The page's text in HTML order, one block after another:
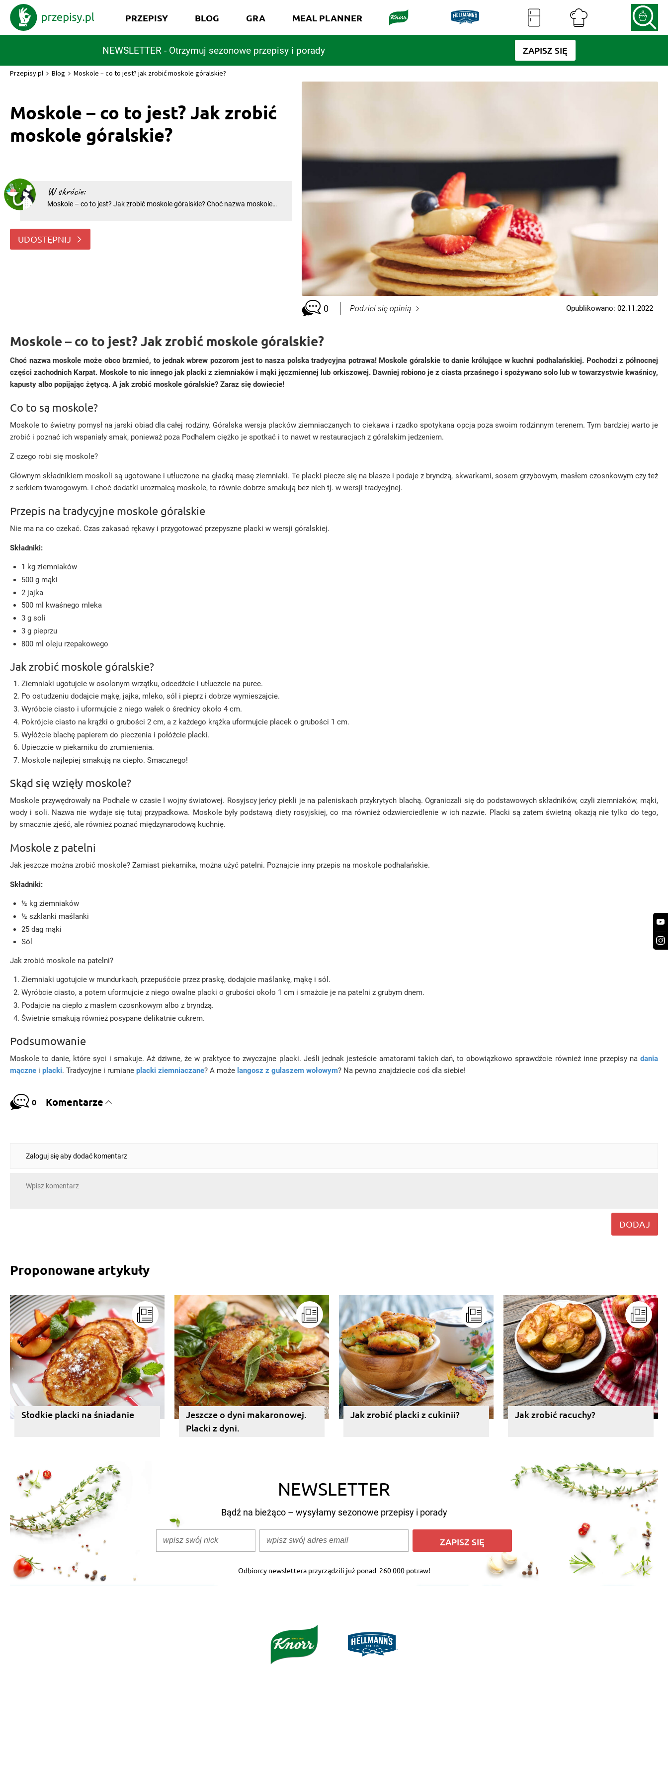
NEWSLETTER - Otrzymuj sezonowe przepisy i porady ZAPISZ SIĘ
PRZEPISY BLOG GRA MEAL PLANNER
Przepisy.pl Blog Moskole – co to jest? jak zrobić moskole góralskie?
Moskole – co to jest? Jak zrobić
moskole góralskie?
W skrócie:
Moskole – co to jest? Jak zrobić moskole góralskie? Choć nazwa moskole
podhalańskiej. Pochodzi z północnej części zachodnich
UDOSTĘPNIJ
0 Podziel się opinią Opublikowano: 02.11.2022
Moskole – co to jest? Jak zrobić moskole góralskie?
Choć nazwa moskole może obco brzmieć, to jednak wbrew pozorom jest to nasza polska tradycyjna potrawa! Moskole góralskie to danie królujące w kuchni podhalańskiej. Pochodzi z północnej
części zachodnich Karpat. Moskole to nic innego jak placki z ziemniaków i mąki jęczmiennej lub orkiszowej. Dawniej robiono je z ciasta przaśnego i spożywano solo lub w towarzystwie kwaśnicy,
kapusty albo popijając żętycą. A jak zrobić moskole góralskie? Zaraz się dowiecie!
Co to są moskole?
Moskole to świetny pomysł na jarski obiad dla całej rodziny. Góralska wersja placków ziemniaczanych to ciekawa i rzadko spotykana opcja poza swoim rodzinnym terenem. Tym bardziej warto je
zrobić i poznać ich wspaniały smak, ponieważ poza Podhalem ciężko je spotkać i to nawet w restauracjach z góralskim jedzeniem.
Z czego robi się moskole?
Głównym składnikiem moskoli są ugotowane i utłuczone na gładką masę ziemniaki. Te placki piecze się na blasze i podaje z bryndzą, skwarkami, sosem grzybowym, masłem czosnkowym czy też
z serkiem twarogowym. I choć dodatki urozmaicą moskole, to równie dobrze smakują bez nich tj. w wersji tradycyjnej.
Przepis na tradycyjne moskole góralskie
Nie ma na co czekać. Czas zakasać rękawy i przygotować przepyszne placki w wersji góralskiej.
Składniki:
1 kg ziemniaków
500 g mąki
2 jajka
500 ml kwaśnego mleka
3 g soli
3 g pieprzu
800 ml oleju rzepakowego
Jak zrobić moskole góralskie?
Ziemniaki ugotujcie w osolonym wrzątku, odcedźcie i utłuczcie na puree.
Po ostudzeniu dodajcie mąkę, jajka, mleko, sól i pieprz i dobrze wymieszajcie.
Wyróbcie ciasto i uformujcie z niego wałek o średnicy około 4 cm.
Pokrójcie ciasto na krążki o grubości 2 cm, a z każdego krążka uformujcie placek o grubości 1 cm.
Wyłóżcie blachę papierem do pieczenia i połóżcie placki.
Upieczcie w piekarniku do zrumienienia.
Moskole najlepiej smakują na ciepło. Smacznego!
Skąd się wzięły moskole?
Moskole przywędrowały na Podhale w czasie I wojny światowej. Rosyjscy jeńcy piekli je na paleniskach przykrytych blachą. Ograniczali się do podstawowych składników, czyli ziemniaków, mąki,
wody i soli. Nazwa nie wydaje się tutaj przypadkowa. Moskole były podstawą diety rosyjskiej, co ma również odzwierciedlenie w ich nazwie. Placki są zatem świetną okazją nie tylko do tego,
by smacznie zjeść, ale również poznać międzynarodową kuchnię.
Moskole z patelni
Jak jeszcze można zrobić moskole? Zamiast piekarnika, można użyć patelni. Poznajcie inny przepis na moskole podhalańskie.
Składniki:
½ kg ziemniaków
½ szklanki maślanki
25 dag mąki
Sól
Jak zrobić moskole na patelni?
Ziemniaki ugotujcie w mundurkach, przepuśćcie przez praskę, dodajcie maślankę, mąkę i sól.
Wyróbcie ciasto, a potem uformujcie z niego owalne placki o grubości około 1 cm i smażcie je na patelni z grubym dnem.
Podajcie na ciepło z masłem czosnkowym albo z bryndzą.
Świetnie smakują również posypane delikatnie cukrem.
Podsumowanie
Moskole to danie, które syci i smakuje. Aż dziwne, że w praktyce to zwyczajne placki. Jeśli jednak jesteście amatorami takich dań, to obowiązkowo sprawdźcie również inne przepisy na dania
mączne i placki. Tradycyjne i rumiane placki ziemniaczane? A może langosz z gulaszem wołowym? Na pewno znajdziecie coś dla siebie!
0 Komentarze
Zaloguj się aby dodać komentarz
DODAJ
Proponowane artykuły
Słodkie placki na śniadanie
Jeszcze o dyni makaronowej.
Placki z dyni.
Jak zrobić placki z cukinii? Jak zrobić racuchy?
NEWSLETTER
Bądź na bieżąco – wysyłamy sezonowe przepisy i porady
ZAPISZ SIĘ
Odbiorcy newslettera przyrządzili już ponad 260 000 potraw!